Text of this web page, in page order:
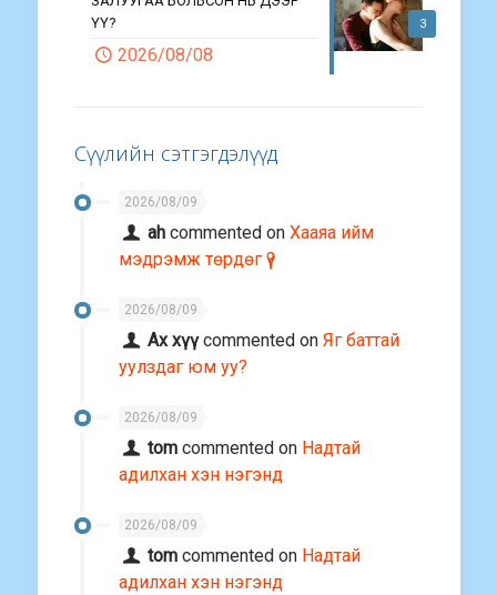
3
ҮҮ?
2026/08/08
Сүүлийн сэтгэгдэлүүд
2026/08/09
ah commented onХааяа ийм
мэдрэмж төрдөг үү?
2026/08/09
Ах хүүcommented onЯг баттай
уулздаг юм уу?
2026/08/09
tom commented on Надтай
адилхан хэн нэгэнд
2026/08/09
tom commented on Надтай
адилхан хэн нэгэнд